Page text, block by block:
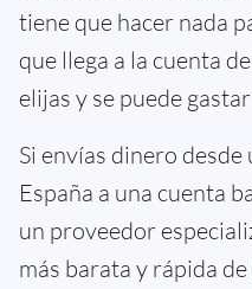
tiene que hacer nada
que llega a la cuenta
elijas y se puede
Si envías dinero
España a una cuenta
un proveedor
más barata y rápida